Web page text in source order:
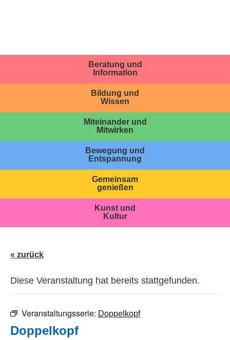
Beratung und
Information
Bildung und
Wissen
Miteinander und
Mitwirken
Bewegung und
Entspannung
Gemeinsam
genießen
Kunst und
Kultur
« zurück
Diese Veranstaltung hat bereits stattgefunden.
Veranstaltungsserie: Doppelkopf
Doppelkopf